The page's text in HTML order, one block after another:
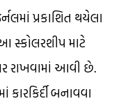
પ્રકાશિત થયેલા
માટે
રાખવામાં આવી છે.
બનાવવા